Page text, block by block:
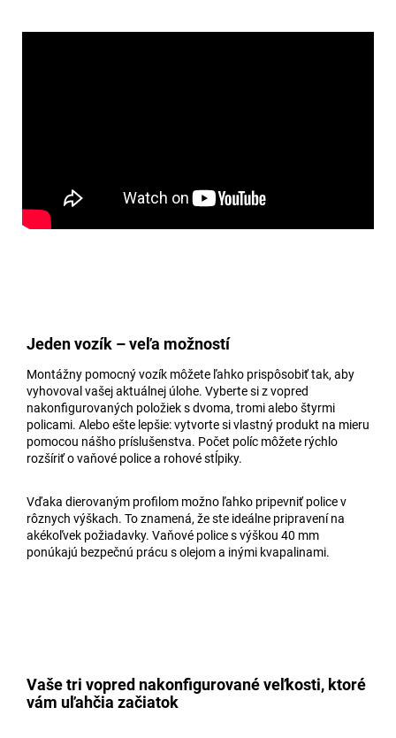
Jeden vozík – veľa možností
Montážny pomocný vozík môžete ľahko prispôsobiť tak, aby
vyhovoval vašej aktuálnej úlohe. Vyberte si z vopred
nakonfigurovaných položiek s dvoma, tromi alebo štyrmi
policami. Alebo ešte lepšie: vytvorte si vlastný produkt na mieru
pomocou nášho príslušenstva. Počet políc môžete rýchlo
rozšíriť o vaňové police a rohové stĺpiky.
Vďaka dierovaným profilom možno ľahko pripevniť police v
rôznych výškach. To znamená, že ste ideálne pripravení na
akékoľvek požiadavky. Vaňové police s výškou 40 mm
ponúkajú bezpečnú prácu s olejom a inými kvapalinami.
Vaše tri vopred nakonfigurované veľkosti, ktoré
vám uľahčia začiatok